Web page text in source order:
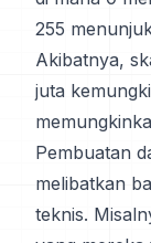
255
Akibatnya,
juta
Pembuatan
melibatkan
teknis.